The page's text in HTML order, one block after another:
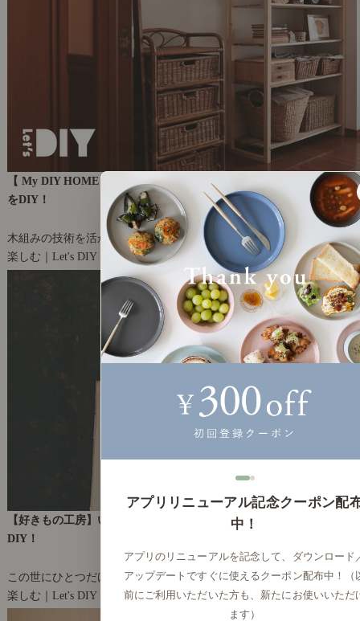
【 My DIY HOME 】大入れ加工で美しく。木組みのウッドシェルフ
をDIY！
2022年3月25日(金)
木組みの技術を活かしたシェルフ作り
楽しむ｜Let's DIY！
31
【好きもの工房】いろんな石を使って、オリジナルのマグネットを
DIY！
2022年3月22日(火)
この世にひとつだけの、オリジナルマグネット
楽しむ｜Let's DIY！
31
アプリリニューアル記念クーポン配
中！
アプリのリニューアルを記念して、ダウンロード
アップデートですぐに使えるクーポン配布中！（
前にご利用いただいた方も、新たにお使いいただ
ます）